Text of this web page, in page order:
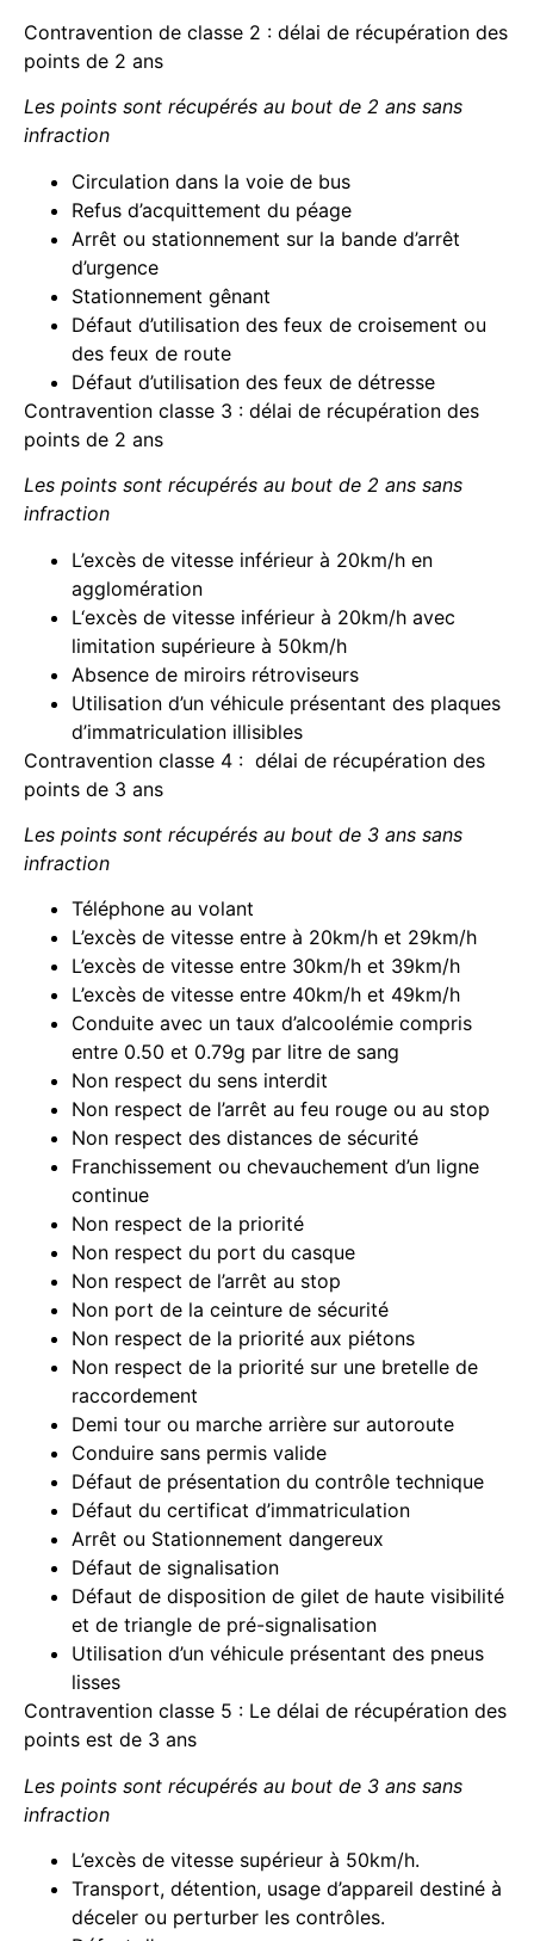
Contravention de classe 2 : délai de récupération des
points de 2 ans
Les points sont récupérés au bout de 2 ans sans
infraction
Circulation dans la voie de bus
Refus d’acquittement du péage
Arrêt ou stationnement sur la bande d’arrêt
d’urgence
Stationnement gênant
Défaut d’utilisation des feux de croisement ou
des feux de route
Défaut d’utilisation des feux de détresse
Contravention classe 3 : délai de récupération des
points de 2 ans
Les points sont récupérés au bout de 2 ans sans
infraction
L’excès de vitesse inférieur à 20km/h en
agglomération
L‘excès de vitesse inférieur à 20km/h avec
limitation supérieure à 50km/h
Absence de miroirs rétroviseurs
Utilisation d’un véhicule présentant des plaques
d’immatriculation illisibles
Contravention classe 4 : délai de récupération des
points de 3 ans
Les points sont récupérés au bout de 3 ans sans
infraction
Téléphone au volant
L’excès de vitesse entre à 20km/h et 29km/h
L’excès de vitesse entre 30km/h et 39km/h
L’excès de vitesse entre 40km/h et 49km/h
Conduite avec un taux d’alcoolémie compris
entre 0.50 et 0.79g par litre de sang
Non respect du sens interdit
Non respect de l’arrêt au feu rouge ou au stop
Non respect des distances de sécurité
Franchissement ou chevauchement d’un ligne
continue
Non respect de la priorité
Non respect du port du casque
Non respect de l’arrêt au stop
Non port de la ceinture de sécurité
Non respect de la priorité aux piétons
Non respect de la priorité sur une bretelle de
raccordement
Demi tour ou marche arrière sur autoroute
Conduire sans permis valide
Défaut de présentation du contrôle technique
Défaut du certificat d’immatriculation
Arrêt ou Stationnement dangereux
Défaut de signalisation
Défaut de disposition de gilet de haute visibilité
et de triangle de pré-signalisation
Utilisation d’un véhicule présentant des pneus
lisses
Contravention classe 5 : Le délai de récupération des
points est de 3 ans
Les points sont récupérés au bout de 3 ans sans
infraction
L’excès de vitesse supérieur à 50km/h.
Transport, détention, usage d’appareil destiné à
déceler ou perturber les contrôles.